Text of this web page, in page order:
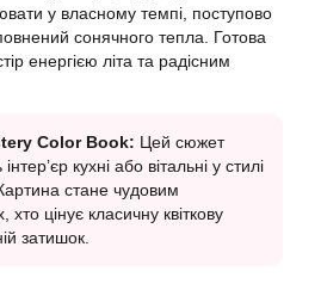
у власному темпі, поступово
сонячного тепла. Готова
енергією літа та радісним
Color Book: Цей сюжет
кухні або вітальні у стилі
стане чудовим
цінує класичну квіткову
затишок.